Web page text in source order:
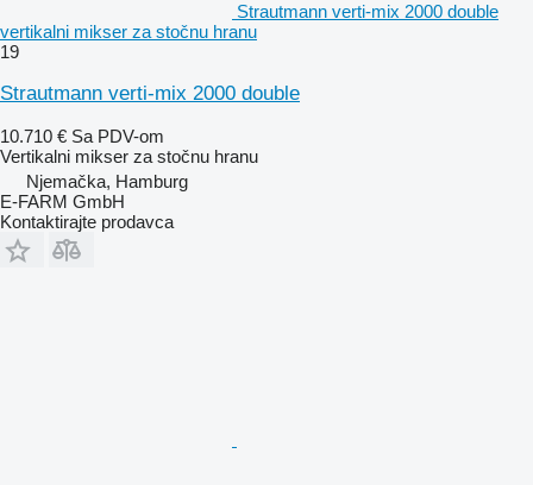
Strautmann verti-mix 2000 double
vertikalni mikser za stočnu hranu
19
Strautmann verti-mix 2000 double
10.710 € Sa PDV-om
Vertikalni mikser za stočnu hranu
Njemačka, Hamburg
E-FARM GmbH
Kontaktirajte prodavca